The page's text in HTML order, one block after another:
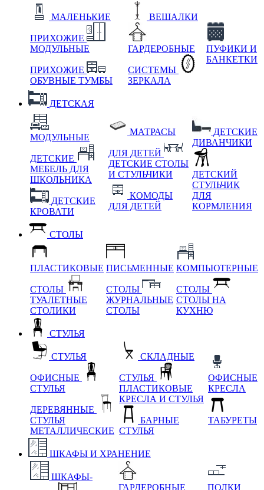
МАЛЕНЬКИЕ
ПРИХОЖИЕ
МОДУЛЬНЫЕ
ПРИХОЖИЕ
ОБУВНЫЕ ТУМБЫ
ВЕШАЛКИ
ГАРДЕРОБНЫЕ
СИСТЕМЫ
ЗЕРКАЛА
ПУФИКИ И
БАНКЕТКИ
ДЕТСКАЯ
МОДУЛЬНЫЕ
ДЕТСКИЕ
МЕБЕЛЬ ДЛЯ
ШКОЛЬНИКА
ДЕТСКИЕ
КРОВАТИ
МАТРАСЫ
ДЛЯ ДЕТЕЙ
ДЕТСКИЕ СТОЛЫ
И СТУЛЬЧИКИ
КОМОДЫ
ДЛЯ ДЕТЕЙ
ДЕТСКИЕ
ДИВАНЧИКИ
ДЕТСКИЙ
СТУЛЬЧИК
ДЛЯ
КОРМЛЕНИЯ
СТОЛЫ
ПЛАСТИКОВЫЕ
СТОЛЫ
ТУАЛЕТНЫЕ
СТОЛИКИ
ПИСЬМЕННЫЕ
СТОЛЫ
ЖУРНАЛЬНЫЕ
СТОЛЫ
КОМПЬЮТЕРНЫЕ
СТОЛЫ
СТОЛЫ НА
КУХНЮ
СТУЛЬЯ
СТУЛЬЯ
ОФИСНЫЕ
СТУЛЬЯ
ДЕРЕВЯННЫЕ
СТУЛЬЯ
МЕТАЛЛИЧЕСКИЕ
СКЛАДНЫЕ
СТУЛЬЯ
ПЛАСТИКОВЫЕ
КРЕСЛА И СТУЛЬЯ
БАРНЫЕ
СТУЛЬЯ
ОФИСНЫЕ
КРЕСЛА
ТАБУРЕТЫ
ШКАФЫ И ХРАНЕНИЕ
ШКАФЫ-
ГАРДЕРОБНЫЕ
ПОЛКИ